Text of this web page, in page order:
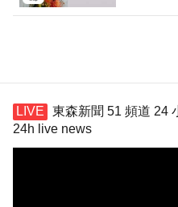
東森新聞 51 頻道 24
24h live news